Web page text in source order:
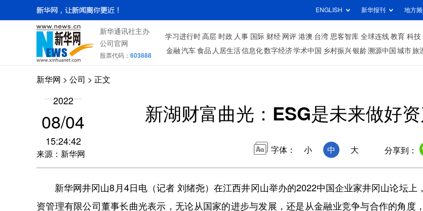
ENGLISH 新华报刊 地方
新华通讯社主办
公司官网
股票代码： 603888
学习进行时 高层 时政 人事 国际 财经 网评 港澳 台湾 思客智库 全球连线 教育 科技
金融 汽车 食品 人居生活信息化数字经济学术中国 乡村振兴银龄溯源中国 城市旅
新华网 > 公司 > 正文
2022
08/04
15:24:42
来源：新华网
新湖财富曲光：ESG是未来做好
字体： 小 中 大 分享到：
新华网井冈山8月4日电（记者 刘绪尧）在江西井冈山举办的2022中国企业家井冈山论坛上
资管理有限公司董事长曲光表示，无论从国家的进步与发展，还是从金融业竞争与合作的角度